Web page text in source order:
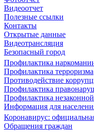
Видеоотчет
Полезные ссылки
Контакты
Открытые данные
Видеотрансляция
Безопасный город
Профилактика
Профилактика терроризма
Противодействие
Профилактика
Профилактика
Информация для
Коронавирус:
Обращения граждан